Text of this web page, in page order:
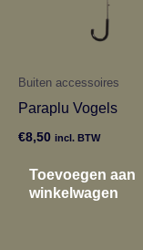
Buiten accessoires
Paraplu Vogels
€8,50 incl. BTW
Toevoegen aan
winkelwagen